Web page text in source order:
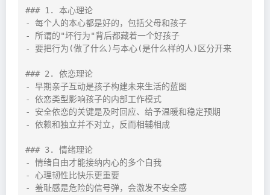
### 1. 本心理论
- 每个人的本心都是好的，包括父母和孩子
- 所谓的"坏行为"背后都藏着一个好孩子
- 要把行为(做了什么)与本心(是什么样的人)区分开来
### 2. 依恋理论
- 早期亲子互动是孩子构建未来生活的蓝图
- 依恋类型影响孩子的内部工作模式
- 安全依恋的关键是及时回应、给予温暖和稳定预期
- 依赖和独立并不对立，反而相辅相成
### 3. 情绪理论
- 情绪自由才能接纳内心的多个自我
- 心理韧性比快乐更重要
- 羞耻感是危险的信号弹，会激发不安全感